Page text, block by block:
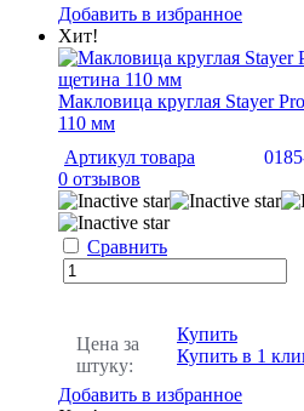
Добавить в избранное
Хит!
Макловица круглая Stayer
110 мм
Артикул товара
0 отзывов
Сравнить
Цена за
штуку:
Купить
Купить в 1
Добавить в избранное